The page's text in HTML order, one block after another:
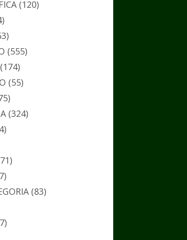
(120)
(555)
(55)
(324)
(83)